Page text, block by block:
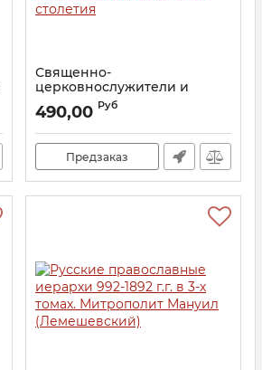
Священно-
церковнослужители и
ктиторы Московской
епархии первой трети XX
столетия
Артикул: 19276
490,00 Руб
Предзаказ